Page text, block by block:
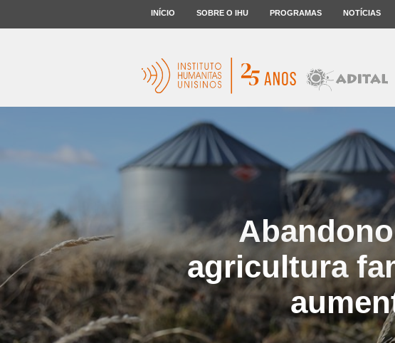
INÍCIO SOBRE O IHU PROGRAMAS NOTÍCIAS
agricultura